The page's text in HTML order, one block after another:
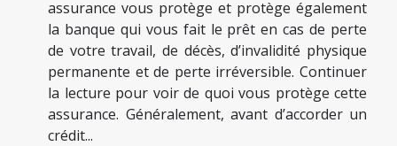
assurance vous protège et protège également
la banque qui vous fait le prêt en cas de perte
de votre travail, de décès, d’invalidité physique
permanente et de perte irréversible. Continuer
la lecture pour voir de quoi vous protège cette
assurance. Généralement, avant d’accorder un
crédit...